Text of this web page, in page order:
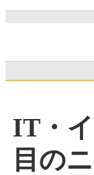
IT・
目の